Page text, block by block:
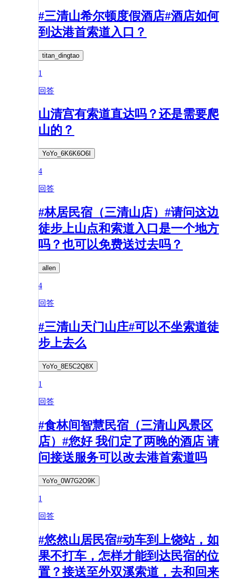
#三清山希尔顿度假酒店#酒店如何
到达港首索道入口？
titan_dingtao
1
回答
山清宫有索道直达吗？还是需要爬
山的？
YoYo_6K6K6O6I
4
回答
#林居民宿（三清山店）#请问这边
徒步上山点和索道入口是一个地方
吗？也可以免费送过去吗？
allen
4
回答
#三清山天门山庄#可以不坐索道徒
步上去么
YoYo_8E5C2Q8X
1
回答
#食林间智慧民宿（三清山风景区
店）#您好 我们定了两晚的酒店 请
问接送服务可以改去港首索道吗
YoYo_0W7G2O9K
1
回答
#悠然山居民宿#动车到上饶站，如
果不打车，怎样才能到达民宿的位
置？接送至外双溪索道，去和回来